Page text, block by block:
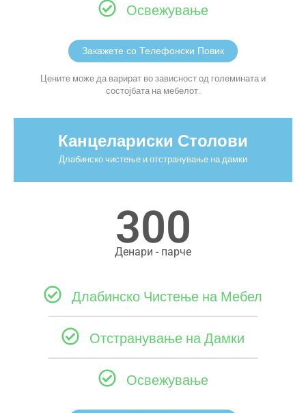
Освежување
Закажете со Телефонски Повик
Цените може да варират во зависност од големината и
состојбата на мебелот.
Канцелариски Столови
Длабинско чистење и отстранување на дамки
300
Денари - парче
Длабинско Чистење на Мебел
Отстранување на Дамки
Освежување